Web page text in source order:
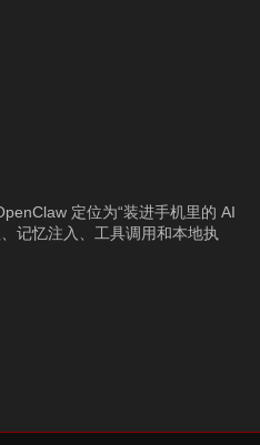
定位为“装进手机里的 AI
记忆注入、工具调用和本地执